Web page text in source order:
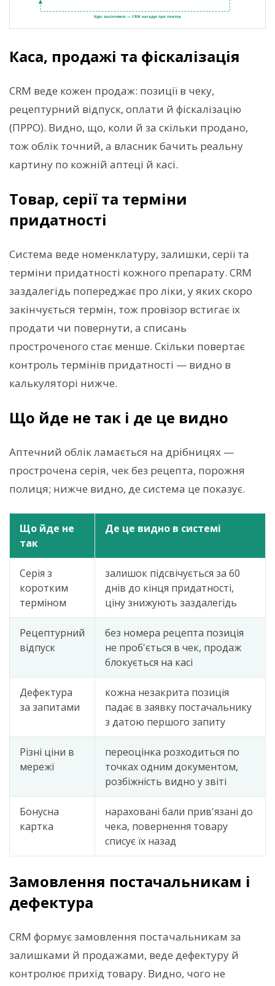
Каса, продажі та фіскалізація
CRM веде кожен продаж: позиції в чеку,
рецептурний відпуск, оплати й фіскалізацію
(ПРРО). Видно, що, коли й за скільки продано,
тож облік точний, а власник бачить реальну
картину по кожній аптеці й касі.
Товар, серії та терміни
придатності
Система веде номенклатуру, залишки, серії та
терміни придатності кожного препарату. CRM
заздалегідь попереджає про ліки, у яких скоро
закінчується термін, тож провізор встигає їх
продати чи повернути, а списань
простроченого стає менше. Скільки повертає
контроль термінів придатності — видно в
калькуляторі нижче.
Що йде не так і де це видно
Аптечний облік ламається на дрібницях —
прострочена серія, чек без рецепта, порожня
полиця; нижче видно, де система це показує.
Що йде не
так
Де це видно в системі
Серія з
коротким
терміном
залишок підсвічується за 60
днів до кінця придатності,
ціну знижують заздалегідь
Рецептурний
відпуск
без номера рецепта позиція
не проб'ється в чек, продаж
блокується на касі
Дефектура
за запитами
кожна незакрита позиція
падає в заявку постачальнику
з датою першого запиту
Різні ціни в
мережі
переоцінка розходиться по
точках одним документом,
розбіжність видно у звіті
Бонусна
картка
нараховані бали прив'язані до
чека, повернення товару
списує їх назад
Замовлення постачальникам і
дефектура
CRM формує замовлення постачальникам за
залишками й продажами, веде дефектуру й
контролює прихід товару. Видно, чого не